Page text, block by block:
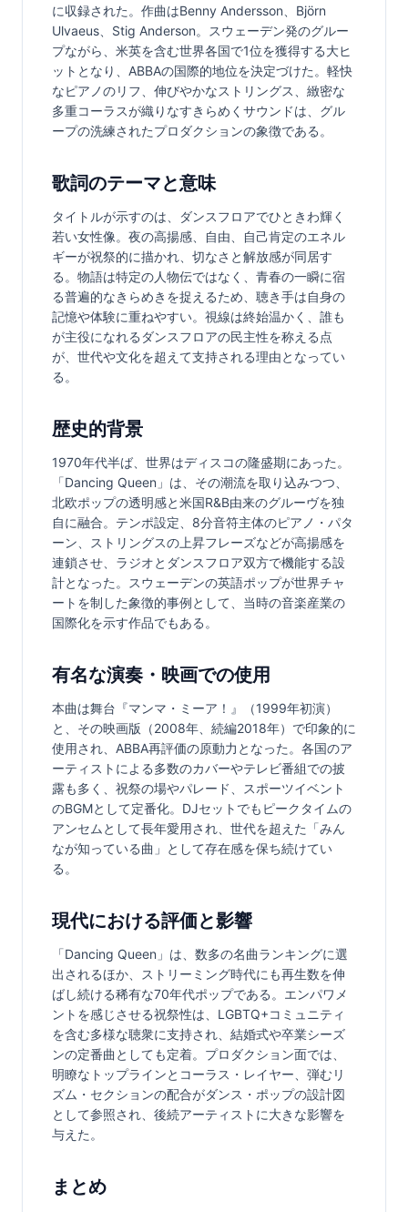
に収録された。作曲はBenny Andersson、Björn
Ulvaeus、Stig Anderson。スウェーデン発のグルー
プながら、米英を含む世界各国で1位を獲得する大ヒ
ットとなり、ABBAの国際的地位を決定づけた。軽快
なピアノのリフ、伸びやかなストリングス、緻密な
多重コーラスが織りなすきらめくサウンドは、グル
ープの洗練されたプロダクションの象徴である。
歌詞のテーマと意味
タイトルが示すのは、ダンスフロアでひときわ輝く
若い女性像。夜の高揚感、自由、自己肯定のエネル
ギーが祝祭的に描かれ、切なさと解放感が同居す
る。物語は特定の人物伝ではなく、青春の一瞬に宿
る普遍的なきらめきを捉えるため、聴き手は自身の
記憶や体験に重ねやすい。視線は終始温かく、誰も
が主役になれるダンスフロアの民主性を称える点
が、世代や文化を超えて支持される理由となってい
る。
歴史的背景
1970年代半ば、世界はディスコの隆盛期にあった。
「Dancing Queen」は、その潮流を取り込みつつ、
北欧ポップの透明感と米国R&B由来のグルーヴを独
自に融合。テンポ設定、8分音符主体のピアノ・パタ
ーン、ストリングスの上昇フレーズなどが高揚感を
連鎖させ、ラジオとダンスフロア双方で機能する設
計となった。スウェーデンの英語ポップが世界チャ
ートを制した象徴的事例として、当時の音楽産業の
国際化を示す作品でもある。
有名な演奏・映画での使用
本曲は舞台『マンマ・ミーア！』（1999年初演）
と、その映画版（2008年、続編2018年）で印象的に
使用され、ABBA再評価の原動力となった。各国のア
ーティストによる多数のカバーやテレビ番組での披
露も多く、祝祭の場やパレード、スポーツイベント
のBGMとして定番化。DJセットでもピークタイムの
アンセムとして長年愛用され、世代を超えた「みん
なが知っている曲」として存在感を保ち続けてい
る。
現代における評価と影響
「Dancing Queen」は、数多の名曲ランキングに選
出されるほか、ストリーミング時代にも再生数を伸
ばし続ける稀有な70年代ポップである。エンパワメ
ントを感じさせる祝祭性は、LGBTQ+コミュニティ
を含む多様な聴衆に支持され、結婚式や卒業シーズ
ンの定番曲としても定着。プロダクション面では、
明瞭なトップラインとコーラス・レイヤー、弾むリ
ズム・セクションの配合がダンス・ポップの設計図
として参照され、後続アーティストに大きな影響を
与えた。
まとめ